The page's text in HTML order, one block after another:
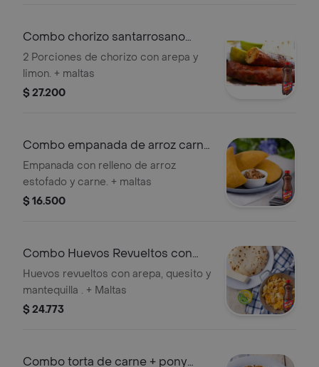
Combo chorizo santarrosano
ponymalta 350
2 Porciones de chorizo con arepa y
limon. + maltas
$ 27.200
Combo empanada de arroz carne
+malta 350
Empanada con relleno de arroz
estofado y carne. + maltas
$ 16.500
Combo Huevos Revueltos con
Arepa + Pony Malta 350 ml
Huevos revueltos con arepa, quesito y
mantequilla . + Maltas
$ 24.773
Combo torta de carne + pony